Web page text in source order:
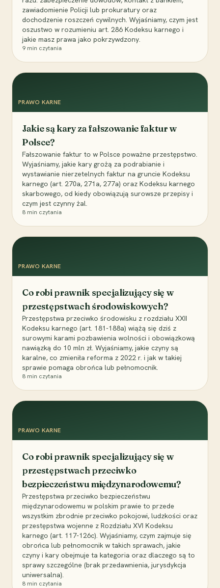
zawiadomienie Policji lub prokuratury oraz
dochodzenie roszczeń cywilnych. Wyjaśniamy, czym jest
oszustwo w rozumieniu art. 286 Kodeksu karnego i
jakie masz prawa jako pokrzywdzony.
9 min czytania
PRAWO KARNE
Jakie są kary za fałszowanie faktur w
Polsce?
Fałszowanie faktur to w Polsce poważne przestępstwo.
Wyjaśniamy, jakie kary grożą za podrabianie i
wystawianie nierzetelnych faktur na gruncie Kodeksu
karnego (art. 270a, 271a, 277a) oraz Kodeksu karnego
skarbowego, od kiedy obowiązują surowsze przepisy i
czym jest czynny żal.
8 min czytania
PRAWO KARNE
Co robi prawnik specjalizujący się w
przestępstwach środowiskowych?
Przestępstwa przeciwko środowisku z rozdziału XXII
Kodeksu karnego (art. 181-188a) wiążą się dziś z
surowymi karami pozbawienia wolności i obowiązkową
nawiązką do 10 mln zł. Wyjaśniamy, jakie czyny są
karalne, co zmieniła reforma z 2022 r. i jak w takiej
sprawie pomaga obrońca lub pełnomocnik.
8 min czytania
PRAWO KARNE
Co robi prawnik specjalizujący się w
przestępstwach przeciwko
bezpieczeństwu międzynarodowemu?
Przestępstwa przeciwko bezpieczeństwu
międzynarodowemu w polskim prawie to przede
wszystkim zbrodnie przeciwko pokojowi, ludzkości oraz
przestępstwa wojenne z Rozdziału XVI Kodeksu
karnego (art. 117-126c). Wyjaśniamy, czym zajmuje się
obrońca lub pełnomocnik w takich sprawach, jakie
czyny i kary obejmuje ta kategoria oraz dlaczego są to
sprawy szczególne (brak przedawnienia, jurysdykcja
uniwersalna).
8 min czytania